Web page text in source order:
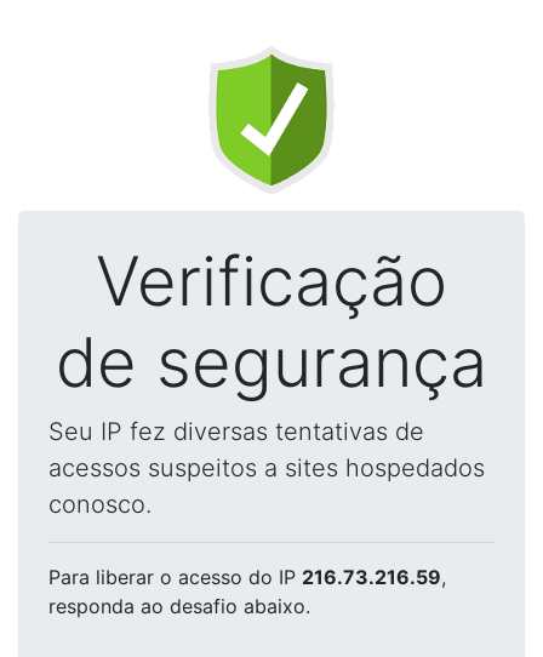
Verificação
de segurança
Seu IP fez diversas tentativas de
acessos suspeitos a sites hospedados
conosco.
Para liberar o acesso do IP 216.73.216.59,
responda ao desafio abaixo.